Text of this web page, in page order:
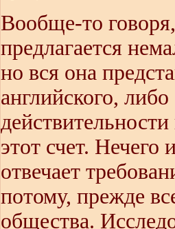
Вообще-то
предлагается
но вся она
английского,
этот счет. Нечего
отвечает
потому, прежде
общества.